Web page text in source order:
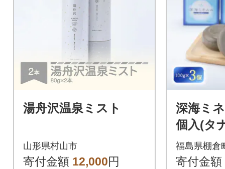
湯舟沢温泉ミスト
山形県村山市
寄付金額 12,000円
深海ミ
個入(タ
福島県棚倉
寄付金額